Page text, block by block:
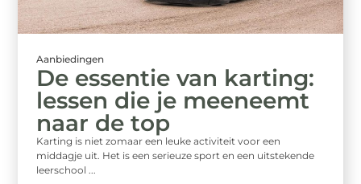
Aanbiedingen
De essentie van karting:
lessen die je meeneemt
naar de top
Karting is niet zomaar een leuke activiteit voor een
middagje uit. Het is een serieuze sport en een uitstekende
leerschool ...